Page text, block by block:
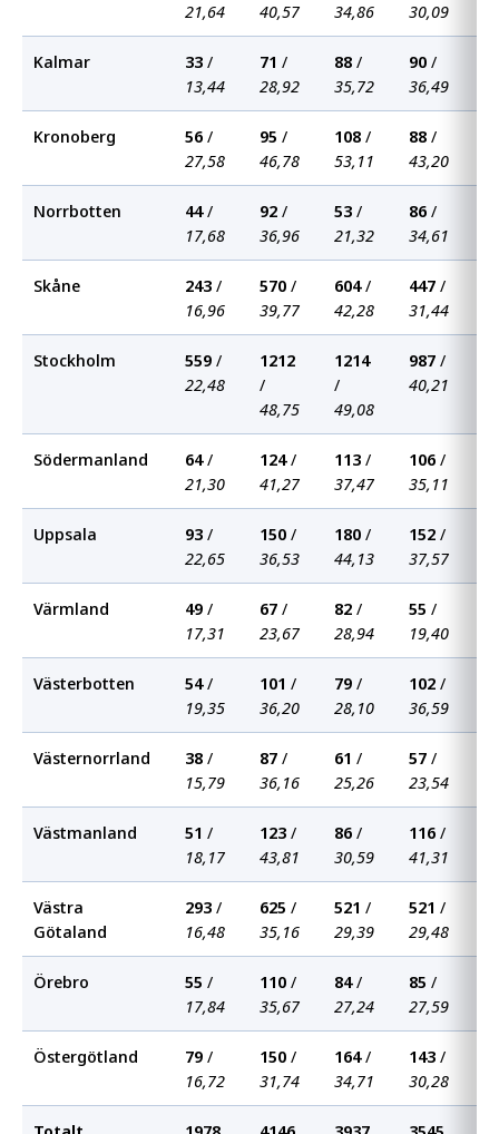
21,64 40,57 34,86 30,09
Kalmar 33 /
13,44
71 /
28,92
88 /
35,72
90 /
36,49
Kronoberg 56 /
27,58
95 /
46,78
108 /
53,11
88 /
43,20
Norrbotten 44/
17,68
92 /
36,96
53 /
21,32
86 /
34,61
Skåne 243 /
16,96
570 /
39,77
604/
42,28
447 /
31,44
Stockholm 559 /
22,48
1212
/
48,75
1214
/
49,08
987 /
40,21
Södermanland 64/
21,30
124/
41,27
113 /
37,47
106 /
35,11
Uppsala 93 /
22,65
150 /
36,53
180 /
44,13
152 /
37,57
Värmland 49 /
17,31
67 /
23,67
82 /
28,94
55 /
19,40
Västerbotten 54/
19,35
101 /
36,20
79 /
28,10
102 /
36,59
Västernorrland 38 /
15,79
87 /
36,16
61 /
25,26
57 /
23,54
Västmanland 51 /
18,17
123 /
43,81
86 /
30,59
116 /
41,31
Västra
Götaland
293 /
16,48
625 /
35,16
521 /
29,39
521 /
29,48
Örebro 55 /
17,84
110 /
35,67
84/
27,24
85 /
27,59
Östergötland 79 /
16,72
150 /
31,74
164/
34,71
143 /
30,28